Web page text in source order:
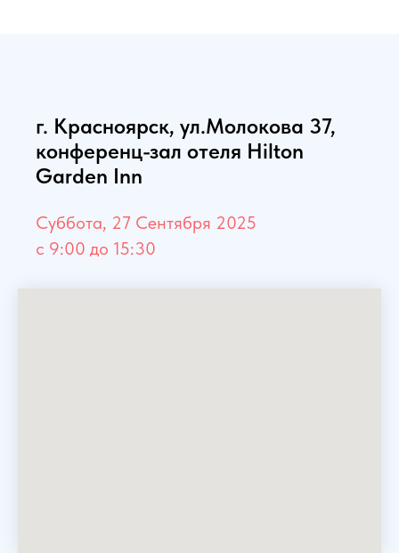
г. Красноярск, ул.Молокова 37,
конференц-зал отеля Hilton
Garden Inn
Суббота, 27 Сентября 2025
с 9:00 до 15:30